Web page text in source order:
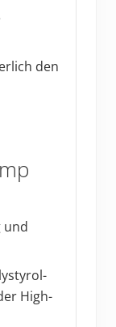
den
und
High-